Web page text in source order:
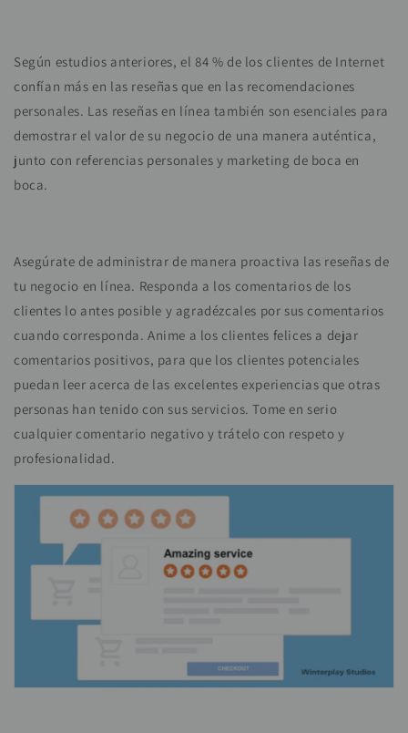
Según estudios anteriores, el 84 % de los clientes de Internet
confían más en las reseñas que en las recomendaciones
personales. Las reseñas en línea también son esenciales para
demostrar el valor de su negocio de una manera auténtica,
junto con referencias personales y marketing de boca en
boca.
Asegúrate de administrar de manera proactiva las reseñas de
tu negocio en línea. Responda a los comentarios de los
clientes lo antes posible y agradézcales por sus comentarios
cuando corresponda. Anime a los clientes felices a dejar
comentarios positivos, para que los clientes potenciales
puedan leer acerca de las excelentes experiencias que otras
personas han tenido con sus servicios. Tome en serio
cualquier comentario negativo y trátelo con respeto y
profesionalidad.